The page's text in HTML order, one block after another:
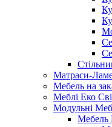
Матраси-
Мебель на
Меблі Еко
Модульні
Мебель